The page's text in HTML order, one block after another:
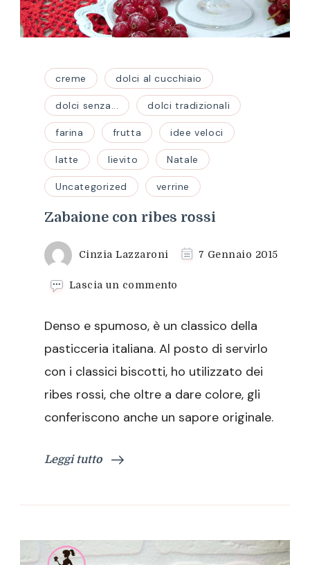
creme dolci al cucchiaio
dolci senza... dolci tradizionali
farina frutta idee veloci
latte lievito Natale
Uncategorized verrine
Zabaione con ribes rossi
Cinzia Lazzaroni 7 Gennaio 2015
Lascia un commento
ribes
Denso e spumoso, è un classico della
pasticceria italiana. Al posto di servirlo
con i classici biscotti, ho utilizzato dei
ribes rossi, che oltre a dare colore, gli
conferiscono anche un sapore originale.
Leggi tutto